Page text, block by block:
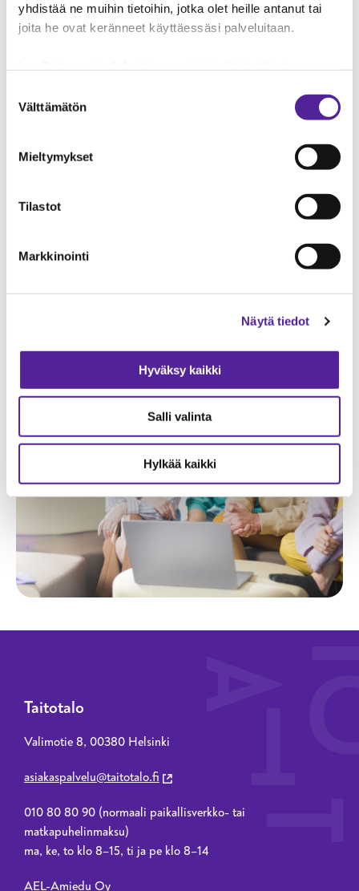
yhdistää ne muihin tietoihin, jotka olet heille antanut tai
joita he ovat keränneet käyttäessäsi palveluitaan.
henkilökohtaisia tietojasi.
Googlen Business Data
-sivuston mukaisesti varmistamme
valinta
Välttämätön
Mieltymykset
Tilastot
Markkinointi
Näytä tiedot
Hyväksy kaikki
Salli valinta
Hylkää kaikki
OTA YHTEYTTÄ
Tilaa uutiskirje
Lähetämme uutiskirjeitä 1-3 kertaa
TILAA
Taitotalo
Valimotie 8, 00380 Helsinki
asiakaspalvelu@taitotalo.fi
010 80 80 90 (normaali paikallisverkko- tai
matkapuhelinmaksu)
ma, ke, to klo 8–15, ti ja pe klo 8–14
AEL-Amiedu Oy